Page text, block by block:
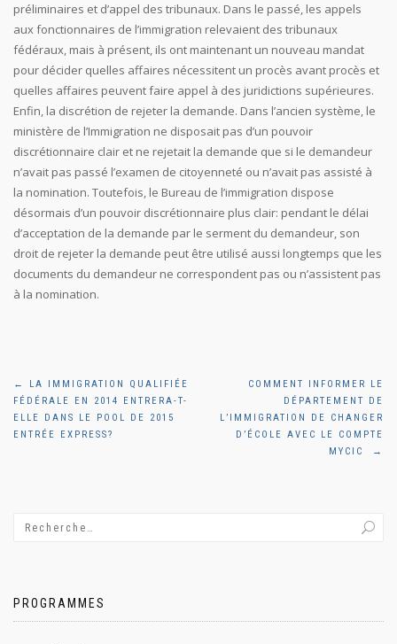
préliminaires et d’appel des tribunaux. Dans le passé, les appels
aux fonctionnaires de l’immigration relevaient des tribunaux
fédéraux, mais à présent, ils ont maintenant un nouveau mandat
pour décider quelles affaires nécessitent un procès avant procès et
quelles affaires peuvent faire appel à des juridictions supérieures.
Enfin, la discrétion de rejeter la demande. Dans l’ancien système, le
ministère de l’Immigration ne disposait pas d’un pouvoir
discrétionnaire clair et ne rejetait la demande que si le demandeur
n’avait pas passé l’examen de citoyenneté ou n’avait pas assisté à
la nomination. Toutefois, le Bureau de l’immigration dispose
désormais d’un pouvoir discrétionnaire plus clair: pendant le délai
d’acceptation de la demande par le serment du demandeur, son
droit de rejeter la demande peut être utilisé aussi longtemps que les
documents du demandeur ne correspondent pas ou n’assistent pas
à la nomination.
Navigation
de
←
LA IMMIGRATION QUALIFIÉE
FÉDÉRALE EN 2014 ENTRERA-T-
ELLE DANS LE POOL DE 2015
ENTRÉE EXPRESS?
COMMENT INFORMER LE
DÉPARTEMENT DE
L’IMMIGRATION DE CHANGER
D’ÉCOLE AVEC LE COMPTE
MYCIC
→
PROGRAMMES